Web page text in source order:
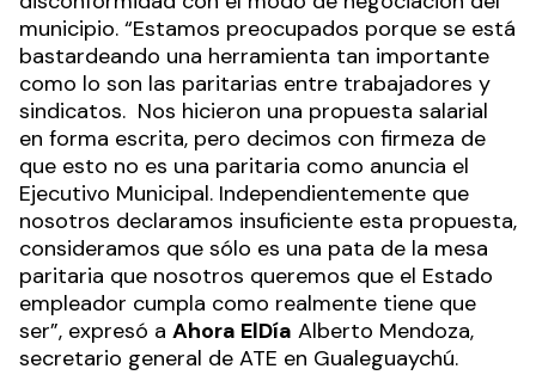
municipio. “Estamos preocupados porque se está
bastardeando una herramienta tan importante
como lo son las paritarias entre trabajadores y
sindicatos. Nos hicieron una propuesta salarial
en forma escrita, pero decimos con firmeza de
que esto no es una paritaria como anuncia el
Ejecutivo Municipal. Independientemente que
nosotros declaramos insuficiente esta propuesta,
consideramos que sólo es una pata de la mesa
paritaria que nosotros queremos que el Estado
empleador cumpla como realmente tiene que
ser”, expresó a Ahora ElDía Alberto Mendoza,
secretario general de ATE en Gualeguaychú.